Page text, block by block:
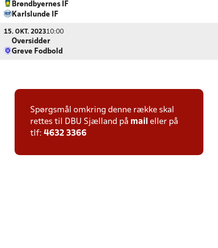
Brøndbyernes IF
Karlslunde IF
15. OKT. 202310:00
Oversidder
Greve Fodbold
Spørgsmål omkring denne række skal
rettes til DBU Sjælland på mail eller på
tlf: 4632 3366